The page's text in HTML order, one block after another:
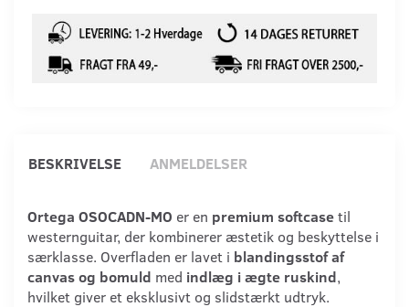
BESKRIVELSE ANMELDELSER
Ortega OSOCADN-MO er en premium softcasetil
westernguitar, der kombinerer æstetik og beskyttelse i
særklasse. Overfladen er lavet i blandingsstof af
canvas og bomuld med indlæg i ægte ruskind,
hvilket giver et eksklusivt og slidstærkt udtryk.